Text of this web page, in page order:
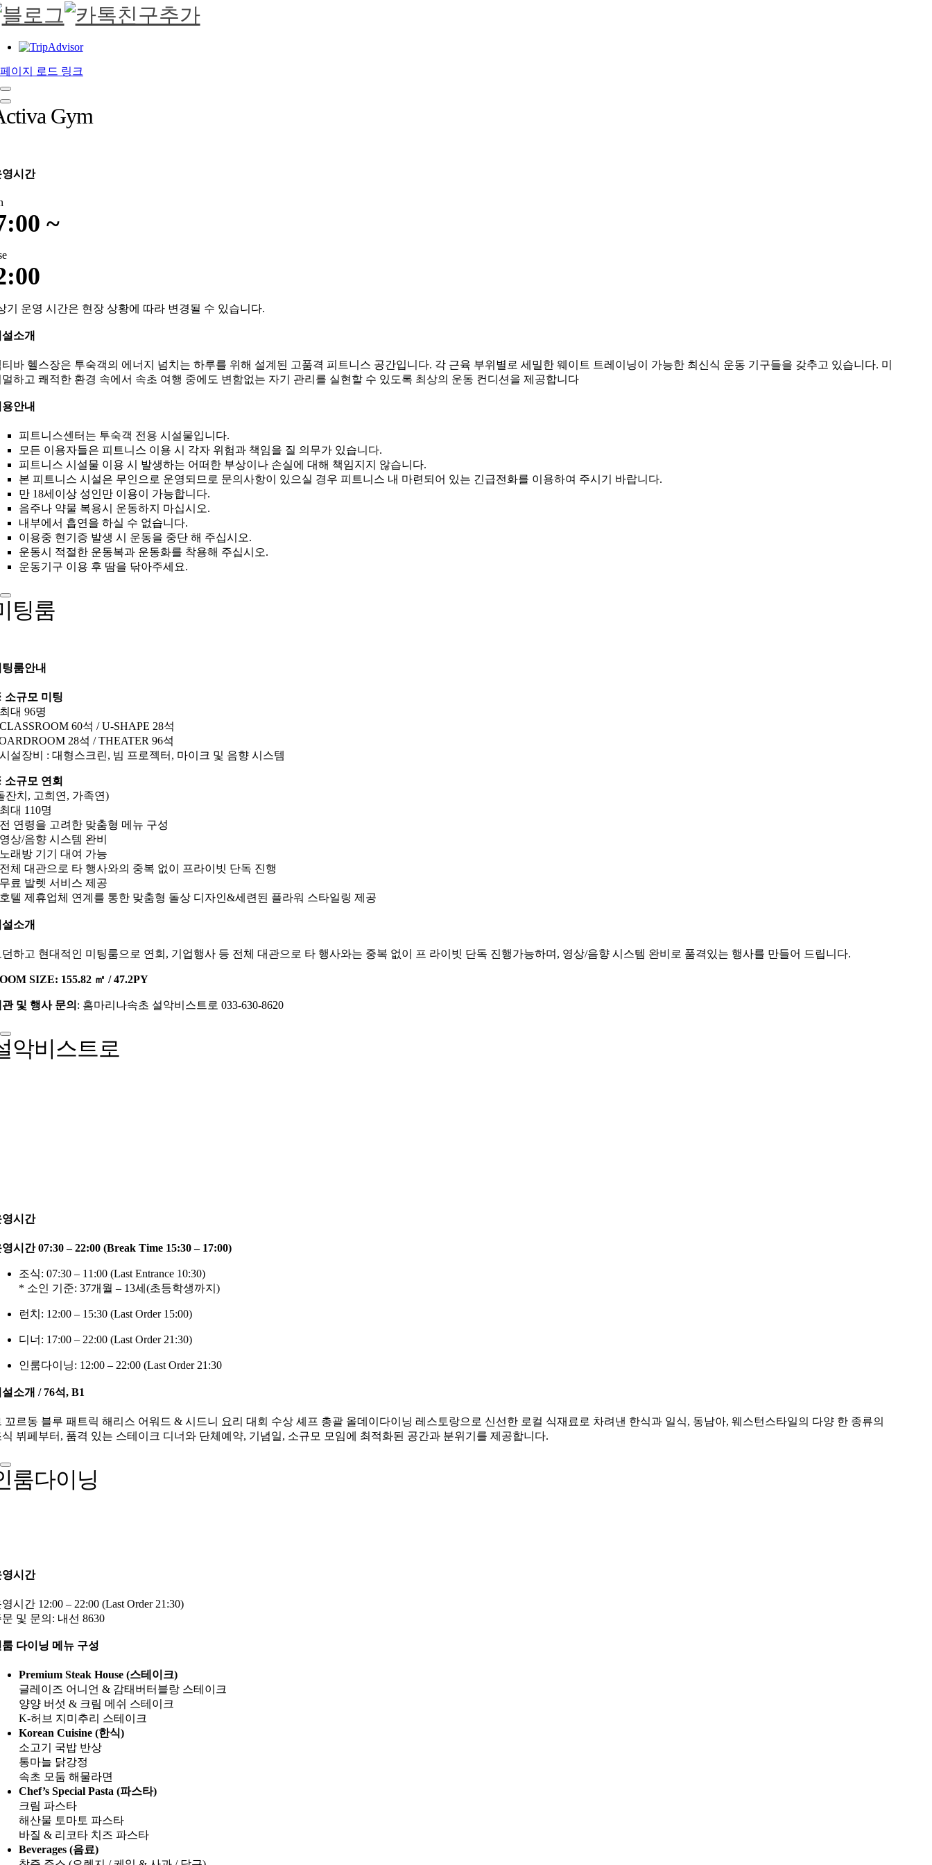
페이지 로드 링크
Gym
시간
~
운영 시간은 현장 상황에 따라 변경될 수 있습니다.
소개
바 헬스장은 투숙객의 에너지 넘치는 하루를 위해 설계된 고품격 피트니스 공간입니다. 각 근육 부위별로 세밀한 웨이트 트레이닝이 가능한 최신식 운동 기구들을 갖추고 있습니다. 미
하고 쾌적한 환경 속에서 속초 여행 중에도 변함없는 자기 관리를 실현할 수 있도록 최상의 운동 컨디션을 제공합니다
안내
피트니스센터는 투숙객 전용 시설물입니다.
모든 이용자들은 피트니스 이용 시 각자 위험과 책임을 질 의무가 있습니다.
피트니스 시설물 이용 시 발생하는 어떠한 부상이나 손실에 대해 책임지지 않습니다.
본 피트니스 시설은 무인으로 운영되므로 문의사항이 있으실 경우 피트니스 내 마련되어 있는 긴급전화를 이용하여 주시기 바랍니다.
만 18세이상 성인만 이용이 가능합니다.
음주나 약물 복용시 운동하지 마십시오.
내부에서 흡연을 하실 수 없습니다.
이용중 현기증 발생 시 운동을 중단 해 주십시오.
운동시 적절한 운동복과 운동화를 착용해 주십시오.
운동기구 이용 후 땀을 닦아주세요.
팅룸
룸안내
규모 미팅
대 96명
60석 / U-SHAPE 28석
28석 / THEATER 96석
설장비 : 대형스크린, 빔 프로젝터, 마이크 및 음향 시스템
규모 연회
잔치, 고희연, 가족연)
대 110명
연령을 고려한 맞춤형 메뉴 구성
상/음향 시스템 완비
래방 기기 대여 가능
체 대관으로 타 행사와의 중복 없이 프라이빗 단독 진행
료 발렛 서비스 제공
텔 제휴업체 연계를 통한 맞춤형 돌상 디자인&세련된 플라워 스타일링 제공
소개
하고 현대적인 미팅룸으로 연회, 기업행사 등 전체 대관으로 타 행사와는 중복 없이 프 라이빗 단독 진행가능하며, 영상/음향 시스템 완비로 품격있는 행사를 만들어 드립니다.
SIZE: 155.82 ㎡ / 47.2PY
및 행사 문의 : 홈마리나속초 설악비스트로 033-630-8620
악비스트로
시간
시간 07:30 – 22:00 (Break Time 15:30 – 17:00)
조식: 07:30 – 11:00 (Last Entrance 10:30)
* 소인 기준: 37개월 – 13세(초등학생까지)
런치: 12:00 – 15:30 (Last Order 15:00)
디너: 17:00 – 22:00 (Last Order 21:30)
인룸다이닝: 12:00 – 22:00 (Last Order 21:30
소개 / 76석, B1
꼬르동 블루 패트릭 해리스 어워드 & 시드니 요리 대회 수상 셰프 총괄 올데이다이닝 레스토랑으로 신선한 로컬 식재료로 차려낸 한식과 일식, 동남아, 웨스턴스타일의 다양 한 종류의
뷔페부터, 품격 있는 스테이크 디너와 단체예약, 기념일, 소규모 모임에 최적화된 공간과 분위기를 제공합니다.
룸다이닝
시간
시간 12:00 – 22:00 (Last Order 21:30)
및 문의: 내선 8630
다이닝 메뉴 구성
Premium Steak House (스테이크)
글레이즈 어니언 & 감태버터블랑 스테이크
양양 버섯 & 크림 메쉬 스테이크
K-허브 지미추리 스테이크
Korean Cuisine (한식)
소고기 국밥 반상
통마늘 닭강정
속초 모둠 해물라면
Chef’s Special Pasta (파스타)
크림 파스타
해산물 토마토 파스타
바질 & 리코타 치즈 파스타
Beverages (음료)